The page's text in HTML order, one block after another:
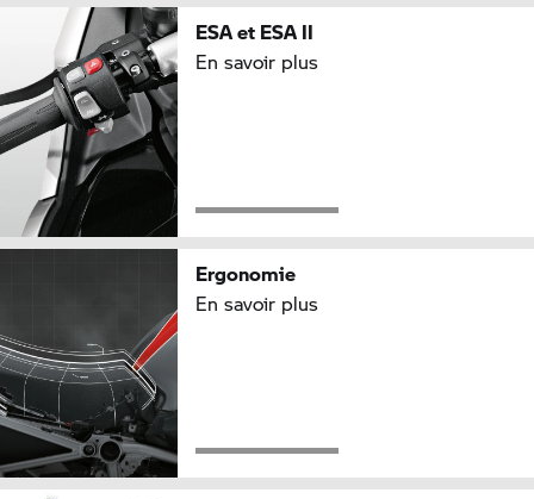
ESA et ESA II
En savoir plus
Ergonomie
En savoir plus